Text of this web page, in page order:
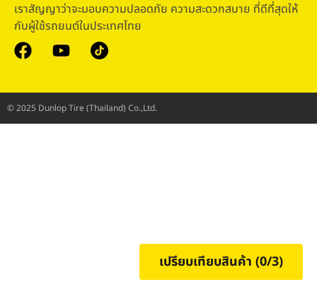
© 2025 Dunlop Tire (Thailand) Co.,Ltd.
เราสัญญาว่าจะมอบความปลอดภัย ความสะดวกสบาย ที่ดีที่สุดให้
กับผู้ใช้รถยนต์ในประเทศไทย
เปรียบเทียบสินค้า (0/3)